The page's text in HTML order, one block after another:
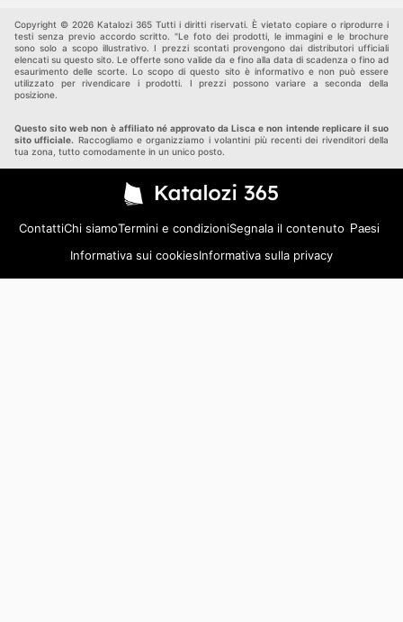
Copyright © 2026 Katalozi 365 Tutti i diritti riservati. È vietato copiare o riprodurre i
testi senza previo accordo scritto. "Le foto dei prodotti, le immagini e le brochure
sono solo a scopo illustrativo. I prezzi scontati provengono dai distributori ufficiali
elencati su questo sito. Le offerte sono valide da e fino alla data di scadenza o fino ad
esaurimento delle scorte. Lo scopo di questo sito è informativo e non può essere
utilizzato per rivendicare i prodotti. I prezzi possono variare a seconda della
posizione.
Questo sito web non è affiliato né approvato da Lisca e non intende replicare il suo
sito ufficiale. Raccogliamo e organizziamo i volantini più recenti dei rivenditori della
tua zona, tutto comodamente in un unico posto.
ContattiChi siamoTermini e condizioniSegnala il contenuto Paesi
Informativa sui cookiesInformativa sulla privacy